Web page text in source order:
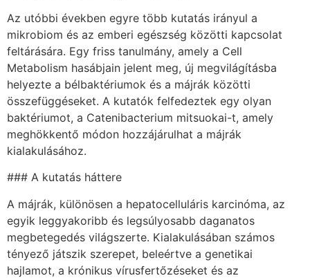
Az utóbbi években egyre több kutatás irányul a
mikrobiom és az emberi egészség közötti kapcsolat
feltárására. Egy friss tanulmány, amely a Cell
Metabolism hasábjain jelent meg, új megvilágításba
helyezte a bélbaktériumok és a májrák közötti
összefüggéseket. A kutatók felfedeztek egy olyan
baktériumot, a Catenibacterium mitsuokai-t, amely
meghökkentő módon hozzájárulhat a májrák
kialakulásához.
### A kutatás háttere
A májrák, különösen a hepatocelluláris karcinóma, az
egyik leggyakoribb és legsúlyosabb daganatos
megbetegedés világszerte. Kialakulásában számos
tényező játszik szerepet, beleértve a genetikai
hajlamot, a krónikus vírusfertőzéseket és az